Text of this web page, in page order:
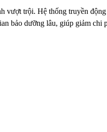
vượt trội. Hệ thống truyền
bảo dưỡng lâu, giúp giảm chi